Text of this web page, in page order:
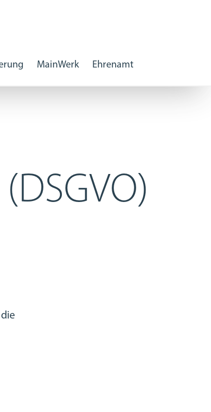
MainWerk Ehrenamt